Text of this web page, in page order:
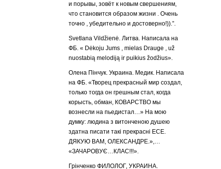
и порывы, зовёт к новым свершениям,
что становится образом жизни . Очень
точно , убедительно и достоверно!)).”.
Svetlana Vildžienė. Литва. Написала на
ФБ. « Dėkoju Jums , mielas Drauge , už
nuostabią melodiją ir puikius žodžius».
Олена Пінчук. Украина. Медик. Написала
на ФБ. «Творец прекрасный мир создал,
только тогда он грешным стал, когда
корысть, обман, КОВАРСТВО мы
вознесли на пьедистал…» На мою
думку: людина з витонченою душею
здатна писати такі прекрасні ЕСЕ.
ДЯКУЮ ВАМ, ОЛЕКСАНДРЕ.»,…
«ЗАЧАРОВУЄ…КЛАС!!!».
Грінченко ФИЛОЛОГ, УКРАИНА.